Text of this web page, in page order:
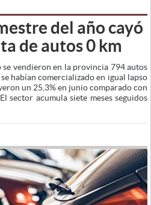
del año cayó
de autos 0 km
vendieron en la provincia 794 autos
habían comercializado en igual lapso
un 25,3% en junio comparado con
sector acumula siete meses seguidos